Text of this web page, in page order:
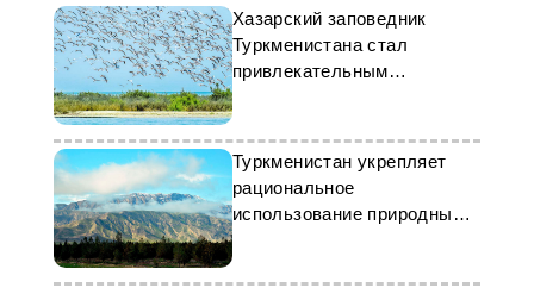
Хазарский заповедник
Туркменистана стал
привлекательным
туристическим центром
Туркменистан укрепляет
рациональное
использование природных
ресурсов